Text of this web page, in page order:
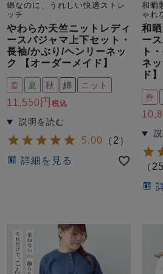
綿なのに、うれしい快適ストレ
ッチ
やわらか天竺ニットレディ
ースパジャマ上下セット・
長袖/かぶり/ヘンリーネッ
ク 【オーダーメイド】
春 夏 秋 綿 ニット
11,550 税込
5.00 （ 2 ）
詳細を見る
和晒
ゃれ
和
ー
ト
ネ
ド】
春
（ 25